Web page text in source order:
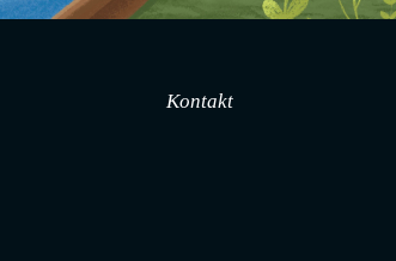
Kontakt